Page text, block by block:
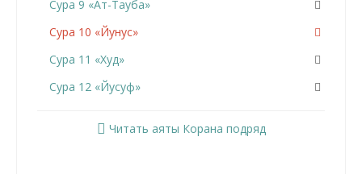
Сура 9 «Ат-Тауба»
Сура 10 «Йунус»
Сура 11 «Худ»
Сура 12 «Йусуф»
Читать аяты Корана подряд